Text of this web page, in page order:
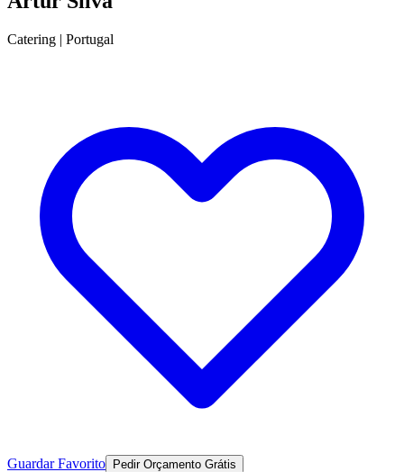
Catering | Portugal
Guardar Favorito Pedir Orçamento Grátis